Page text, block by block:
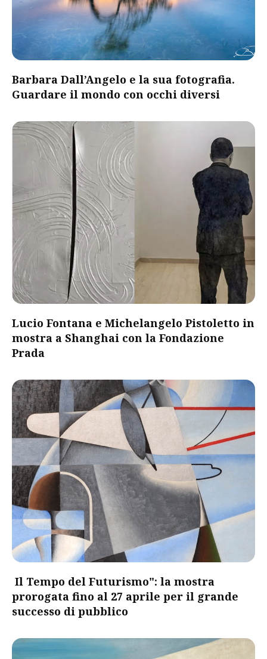
Barbara Dall’Angelo e la sua fotografia.
Guardare il mondo con occhi diversi
Lucio Fontana e Michelangelo Pistoletto in
mostra a Shanghai con la Fondazione
Prada
Il Tempo del Futurismo": la mostra
prorogata fino al 27 aprile per il grande
successo di pubblico